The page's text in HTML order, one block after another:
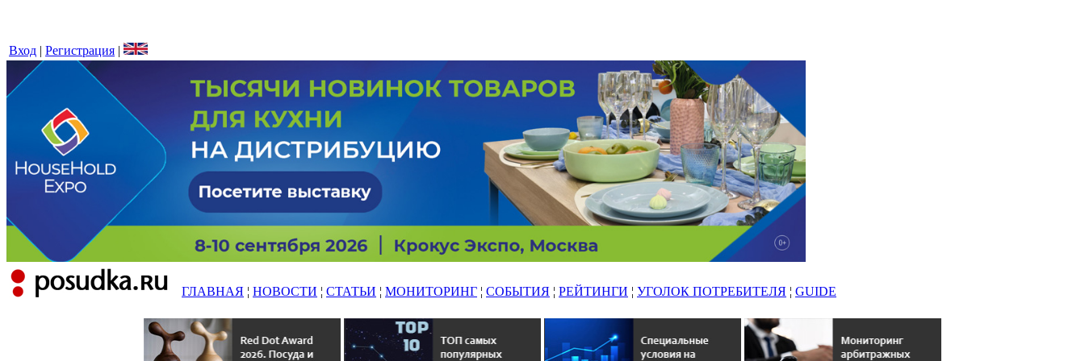
Вход | Регистрация |
ГЛАВНАЯ ¦ НОВОСТИ ¦ СТАТЬИ ¦ МОНИТОРИНГ ¦ СОБЫТИЯ ¦ РЕЙТИНГИ ¦ УГОЛОК ПОТРЕБИТЕЛЯ ¦ GUIDE